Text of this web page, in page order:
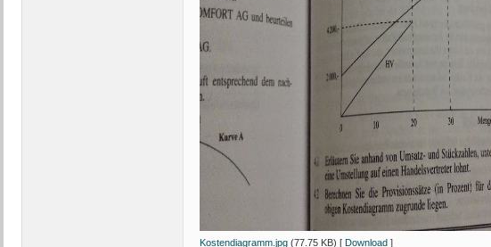
Kostendiagramm.jpg(77.75 KB) [ Download]